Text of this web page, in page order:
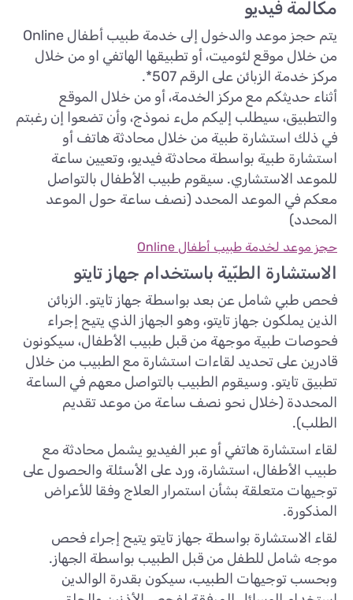
مكالمة فيديو
يتم حجز موعد والدخول إلى خدمة طبيب أطفال Online
من خلال موقع لئوميت، أو تطبيقها الهاتفي او من خلال
مركز خدمة الزبائن على الرقم 507*.
أثناء حديثكم مع مركز الخدمة، أو من خلال الموقع
والتطبيق، سيطلب إليكم ملء نموذج، وأن تضعوا إن رغبتم
في ذلك استشارة طبية من خلال محادثة هاتف أو
استشارة طبية بواسطة محادثة فيديو، وتعيين ساعة
للموعد الاستشاري. سيقوم طبيب الأطفال بالتواصل
معكم في الموعد المحدد (نصف ساعة حول الموعد
المحدد)
حجز موعد لخدمة طبيب أطفال Online
الاستشارة الطبّية باستخدام جهاز تايتو
فحص طبي شامل عن بعد بواسطة جهاز تايتو. الزبائن
الذين يملكون جهاز تايتو، وهو الجهاز الذي يتيح إجراء
فحوصات طبية موجهة من قبل طبيب الأطفال، سيكونون
قادرين على تحديد لقاءات استشارة مع الطبيب من خلال
تطبيق تايتو. وسيقوم الطبيب بالتواصل معهم في الساعة
المحددة (خلال نحو نصف ساعة من موعد تقديم
الطلب).
لقاء استشارة هاتفي أو عبر الفيديو يشمل محادثة مع
طبيب الأطفال، استشارة، ورد على الأسئلة والحصول على
توجيهات متعلقة بشأن استمرار العلاج وفقا للأعراض
المذكورة.
لقاء الاستشارة بواسطة جهاز تايتو يتيح إجراء فحص
موجه شامل للطفل من قبل الطبيب بواسطة الجهاز.
وبحسب توجيهات الطبيب، سيكون بقدرة الوالدين